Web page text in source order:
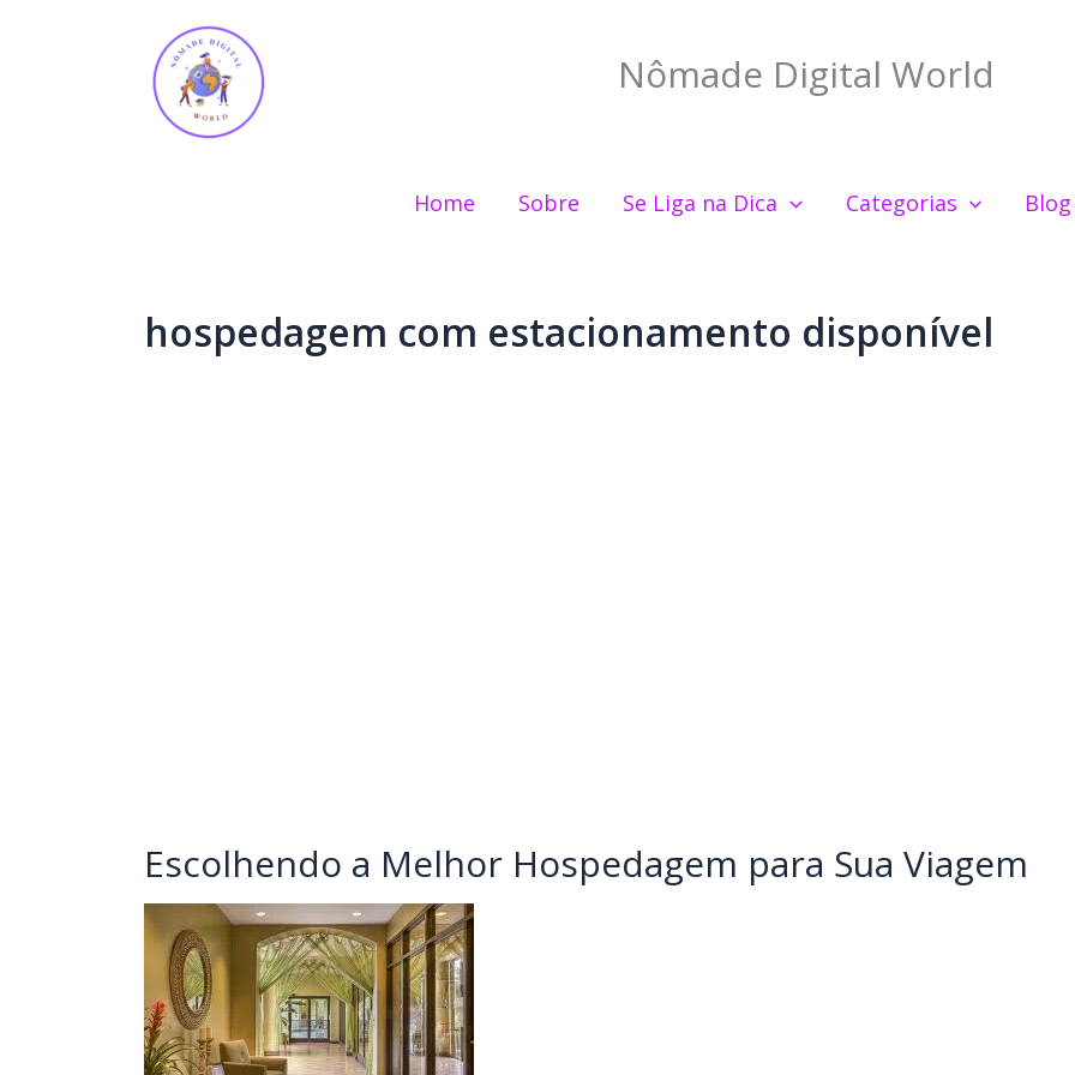
Nômade Digital World
Home Sobre Se Liga na Dica Categorias Blog
hospedagem com estacionamento disponível
Escolhendo a Melhor Hospedagem para Sua Viagem